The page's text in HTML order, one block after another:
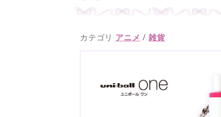
カテゴリ アニメ / 雑貨